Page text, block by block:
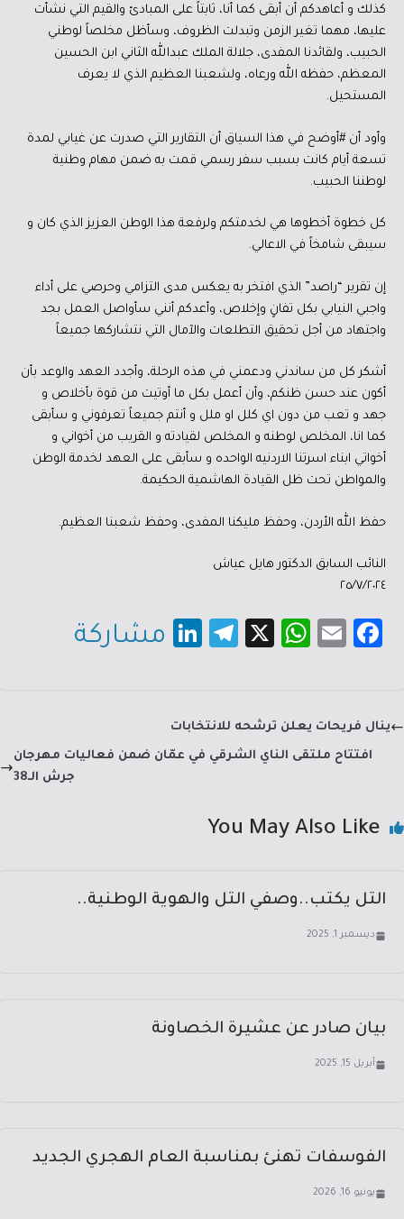
كذلك و أعاهدكم أن أبقى كما أنا، ثابتاً على المبادئ والقيم التي نشأت
عليها، مهما تغير الزمن وتبدلت الظروف، وسأظل مخلصاً لوطني
الحبيب، ولقائدنا المفدى، جلالة الملك عبدالله الثاني ابن الحسين
المعظم، حفظه الله ورعاه، ولشعبنا العظيم الذي لا يعرف
المستحيل.
وأود أن #أوضح في هذا السياق أن التقارير التي صدرت عن غيابي لمدة
تسعة أيام كانت بسبب سفر رسمي قمت به ضمن مهام وطنية
لوطننا الحبيب.
كل خطوة أخطوها هي لخدمتكم ولرفعة هذا الوطن العزيز الذي كان و
سيبقى شامخاً في الاعالي.
إن تقرير “راصد” الذي افتخر به يعكس مدى التزامي وحرصي على أداء
واجبي النيابي بكل تفانٍ وإخلاص، وأعدكم أنني سأواصل العمل بجد
واجتهاد من أجل تحقيق التطلعات والآمال التي نتشاركها جميعاً
أشكر كل من ساندني ودعمني في هذه الرحلة، وأجدد العهد والوعد بأن
أكون عند حسن ظنكم، وأن أعمل بكل ما أوتيت من قوة بأخلاص و
جهد و تعب من دون اي كلل او ملل و أنتم جميعاً تعرفوني و سأبقى
كما انا، المخلص لوطنه و المخلص لقيادته و القريب من أخواني و
أخواتي ابناء اسرتنا الاردنيه الواحده و سأبقى على العهد لخدمة الوطن
والمواطن تحت ظل القيادة الهاشمية الحكيمة.
حفظ الله الأردن، وحفظ مليكنا المفدى، وحفظ شعبنا العظيم.
النائب السابق الدكتور هايل عياش
٢٥/٧/٢٠٢٤
Fa
b
o
E
W
sA
p
X
Te
a
m
Li
dI
n
مشاركة
ينال فريحات يعلن ترشحه للانتخابات
افتتاح ملتقى الناي الشرقي في عمّان ضمن فعاليات مهرجان
جرش الـ38
You May Also Like
التل يكتب..وصفي التل والهوية الوطنية..
ديسمبر 1, 2025
بيان صادر عن عشيرة الخصاونة
أبريل 15, 2025
الفوسفات تهنئ بمناسبة العام الهجري الجديد
يونيو 16, 2026